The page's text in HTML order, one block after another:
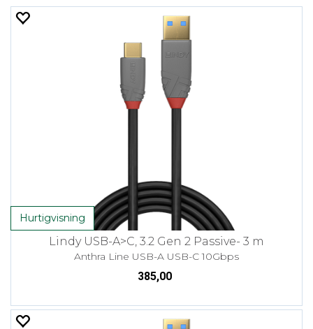
Hurtigvisning
Lindy USB-A>C, 3.2 Gen 2 Passive- 3 m
Anthra Line USB-A USB-C 10Gbps
385,00